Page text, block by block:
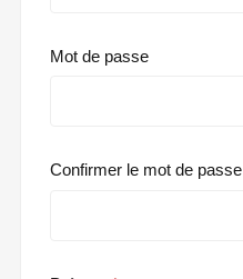
Mot de passe
Confirmer le mot de passe